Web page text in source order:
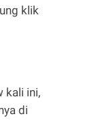
klik
kali ini,
di